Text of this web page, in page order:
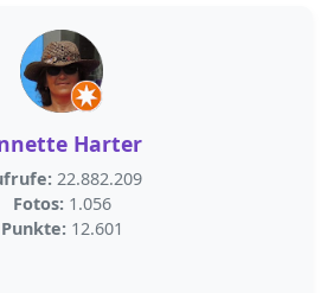
Harter
22.882.209
Fotos: 1.056
Punkte: 12.601